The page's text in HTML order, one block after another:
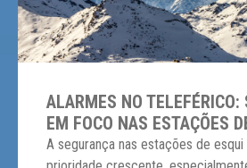
ALARMES NO TELEFÉRICO:
EM FOCO NAS ESTAÇÕES
A segurança nas estações de